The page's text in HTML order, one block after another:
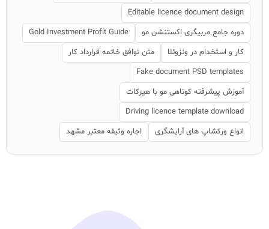
Editable licence document design
دوره جامع مربیگری اکستنشن مو
Gold Investment Profit Guide
کار و استخدام در ونزوئلا
متن توافق خاتمه قرارداد کار
Fake document PSD templates
آموزش پیشرفته کوتاهی مو با هیرکات
Driving licence template download
انواع ورکشاپ های آرایشگری
اجاره وثیقه معتبر مشهد